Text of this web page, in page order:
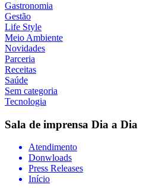
Gastronomia
Gestão
Life Style
Meio Ambiente
Novidades
Parceria
Receitas
Saúde
Sem categoria
Tecnologia
Sala de imprensa Dia a Dia
Atendimento
Donwloads
Press Releases
Início